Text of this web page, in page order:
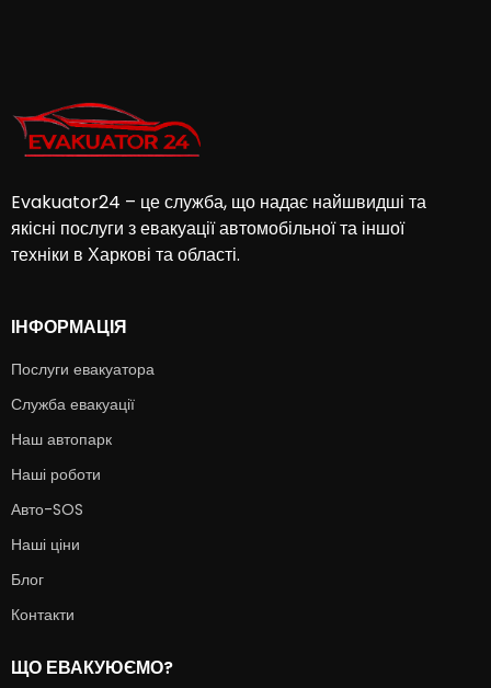
Evakuator24 – це служба, що надає найшвидші та
якісні послуги з евакуації автомобільної та іншої
техніки в Харкові та області.
ІНФОРМАЦІЯ
Послуги евакуатора
Служба евакуації
Наш автопарк
Наші роботи
Авто-SOS
Наші ціни
Блог
Контакти
ЩО ЕВАКУЮЄМО?